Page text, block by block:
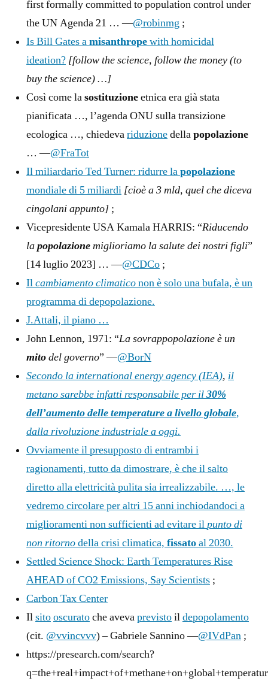
first formally committed to population control under
the UN Agenda 21 … —@robinmg ;
Is Bill Gates amisanthropewith homicidal
ideation? [follow the science, follow the money (to
buy the science) …]
Così come lasostituzioneetnica era già stata
pianificata …, l’agenda ONU sulla transizione
ecologica …, chiedevariduzionedellapopolazione
… —@FraTot
Il miliardario Ted Turner: ridurre lapopolazione
mondiale di 5 miliardi [cioè a 3 mld, quel che diceva
cingolani appunto] ;
Vicepresidente USA Kamala HARRIS: “Riducendo
lapopolazionemiglioriamo la salute dei nostri figli”
[14 luglio 2023] … —@CDCo ;
Ilcambiamento climaticonon è solo una bufala, è un
programma di depopolazione.
J.Attali, il piano …
John Lennon, 1971: “La sovrappopolazione è un
mitodel governo” —@BorN
Secondo la international energy agency (IEA), il
metano sarebbe infatti responsabile per il30%
dell’aumento delle temperature a livello globale,
dalla rivoluzione industriale a oggi.
Ovviamente il presupposto di entrambi i
ragionamenti, tutto da dimostrare, è che il salto
diretto alla elettricità pulita sia irrealizzabile. …, le
vedremo circolare per altri 15 anni inchiodandoci a
miglioramenti non sufficienti ad evitare ilpunto di
non ritornodella crisi climatica, fissatoal 2030.
Settled Science Shock: Earth Temperatures Rise
AHEAD of CO2 Emissions, Say Scientists ;
Carbon Tax Center
Ilsitooscuratoche avevaprevistoildepopolamento
(cit. @vvincvvv) – Gabriele Sannino —@IVdPan ;
https://presearch.com/search?